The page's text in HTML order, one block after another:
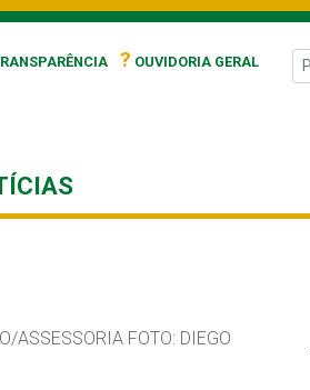
? OUVIDORIA GERAL
ASSESSORIA FOTO: DIEGO